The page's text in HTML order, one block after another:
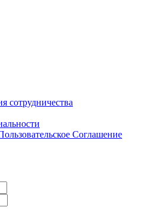
сотрудничества
Соглашение